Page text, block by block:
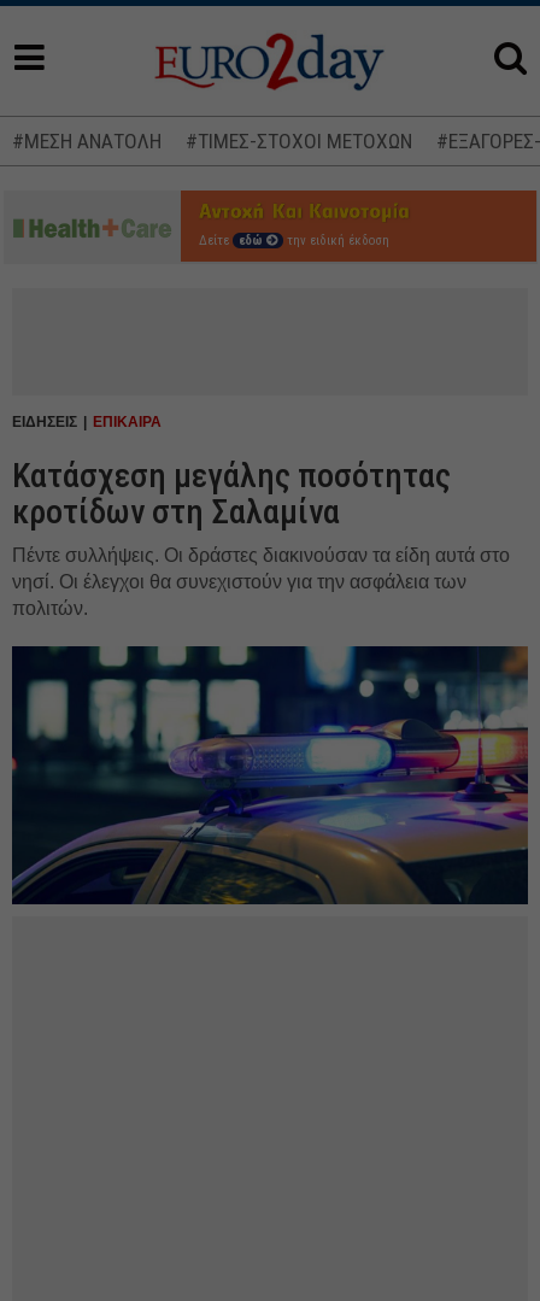
#ΜΕΣΗ ΑΝΑΤΟΛΗ #ΤΙΜΕΣ-ΣΤΟΧΟΙ ΜΕΤΟΧΩΝ
Δείτε εδώ την ειδική έκδοση
ΕΙΔΗΣΕΙΣ ΕΠΙΚΑΙΡΑ
Κατάσχεση μεγάλης ποσότητας
κροτίδων στη Σαλαμίνα
Πέντε συλλήψεις. Οι δράστες διακινούσαν τα είδη αυτά στο
νησί. Οι έλεγχοι θα συνεχιστούν για την ασφάλεια των
πολιτών.